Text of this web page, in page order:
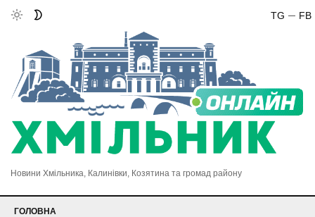
FB
TG
Новини Хмільника, Калинівки, Козятина та громад району
ГОЛОВНА